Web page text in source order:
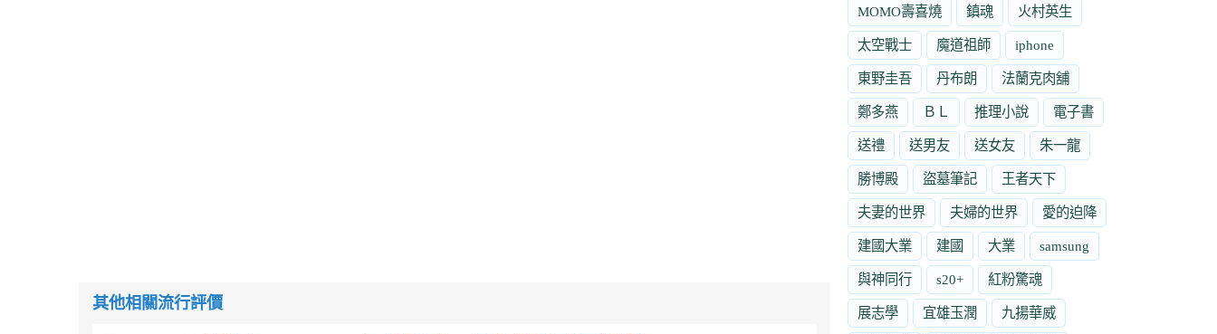
其他相關流行評價
MOMO壽喜燒 鎮魂 火村英生
太空戰士 魔道祖師 iphone
東野圭吾 丹布朗 法蘭克肉舖
鄭多燕 ＢＬ 推理小說 電子書
送禮 送男友 送女友 朱一龍
勝博殿 盜墓筆記 王者天下
夫妻的世界 夫婦的世界 愛的迫降
建國大業 建國 大業 samsung
與神同行 s20+ 紅粉驚魂
展志學 宜雄玉潤 九揚華威